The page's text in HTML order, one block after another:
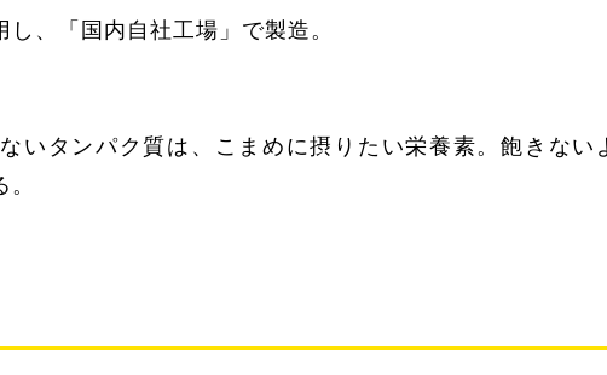
、「国内自社工場」で製造。
いタンパク質は、こまめに摂りたい栄養素。飽きない